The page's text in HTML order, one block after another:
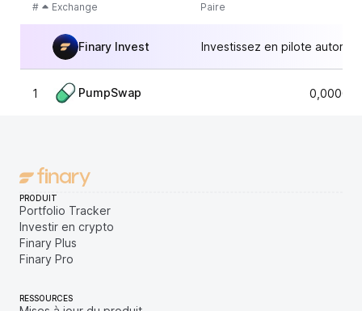
# Exchange Paire
Finary Invest Investissez en pilote
1 PumpSwap
PRODUIT
Portfolio Tracker
Investir en crypto
Finary Plus
Finary Pro
RESSOURCES